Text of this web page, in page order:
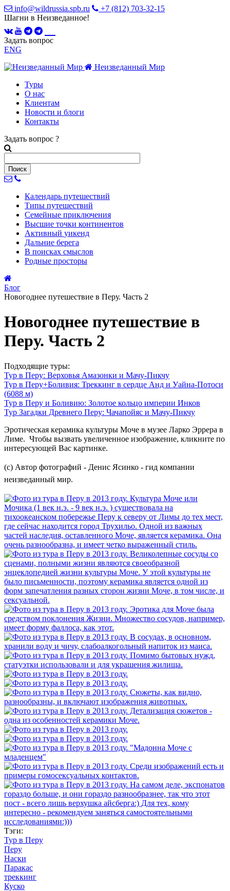
info@wildrussia.spb.ru
+7 (812) 703-32-15
Шагни в Неизведанное!
Задать вопрос
ENG
Неизведанный Мир
Туры
О нас
Клиентам
Новости и блоги
Контакты
Задать вопрос ?
Календарь путешествий
Типы путешествий
Семейные приключения
Высшие точки континентов
Активный уикенд
Дальние берега
В поисках смыслов
Родные просторы
Блог
Новогоднее путешествие в Перу. Часть 2
Новогоднее путешествие в
Перу. Часть 2
Подходящие туры:
Тур в Перу: Верховья Амазонки и Мачу-Пикчу
Тур в Перу+Боливия: Треккинг в сердце Анд и Уайна-Потоси
(6088 м)
Тур в Перу и Боливию: Золотое кольцо империи Инков
Тур Загадки Древнего Перу: Чачапойяс и Мачу-Пикчу
Эротическая керамика культуры Моче в музее Ларко Эррера в
Лиме. Чтобы вызвать увеличенное изображение, кликните по
интересующей Вас картинке.
(с) Автор фотографий - Денис Ясинко - гид компании
неизведанный мир.
Тэги:
Тур в Перу
Перу
Наски
Паракас
треккинг
Куско